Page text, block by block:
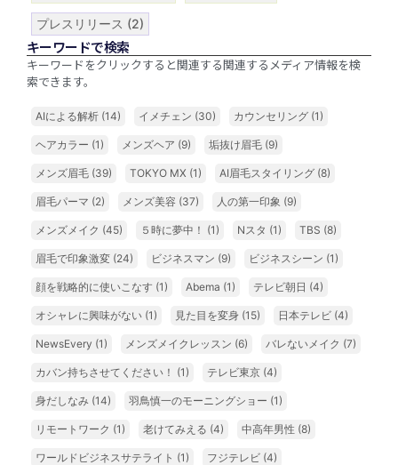
プレスリリース (2)
キーワードで検索
キーワードをクリックすると関連する関連するメディア情報を検
索できます。
AIによる解析 (14) イメチェン (30) カウンセリング (1)
ヘアカラー (1) メンズヘア (9) 垢抜け眉毛 (9)
メンズ眉毛 (39) TOKYO MX (1) AI眉毛スタイリング (8)
眉毛パーマ (2) メンズ美容 (37) 人の第一印象 (9)
メンズメイク (45) ５時に夢中！ (1) Nスタ (1) TBS (8)
眉毛で印象激変 (24) ビジネスマン (9) ビジネスシーン (1)
顔を戦略的に使いこなす (1) Abema (1) テレビ朝日 (4)
オシャレに興味がない (1) 見た目を変身 (15) 日本テレビ (4)
NewsEvery (1) メンズメイクレッスン (6) バレないメイク (7)
カバン持ちさせてください！ (1) テレビ東京 (4)
身だしなみ (14) 羽鳥慎一のモーニングショー (1)
リモートワーク (1) 老けてみえる (4) 中高年男性 (8)
ワールドビジネスサテライト (1) フジテレビ (4)